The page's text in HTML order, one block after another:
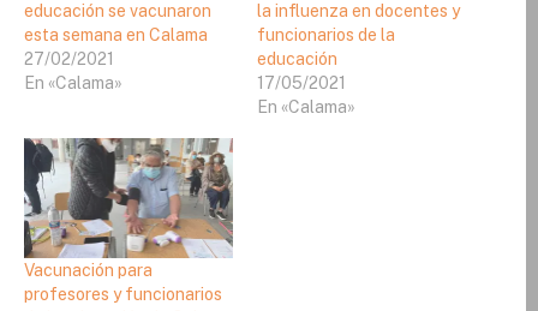
educación se vacunaron
esta semana en Calama
27/02/2021
En «Calama»
la influenza en docentes y
funcionarios de la
educación
17/05/2021
En «Calama»
Vacunación para
profesores y funcionarios